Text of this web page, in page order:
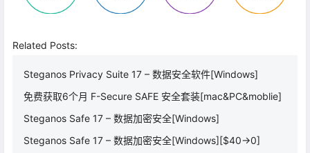
Related Posts:
Steganos Privacy Suite 17 – 数据安全软件[Windows]
免费获取6个月 F-Secure SAFE 安全套装[mac&PC&moblie]
Steganos Safe 17 – 数据加密安全[Windows]
Steganos Safe 17 – 数据加密安全[Windows][$40→0]